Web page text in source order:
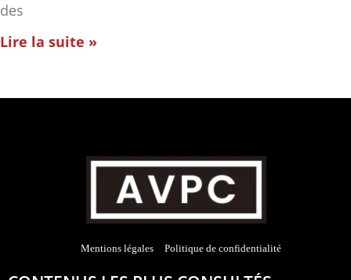
des
Lire la suite »
Mentions légales Politique de confidentialité